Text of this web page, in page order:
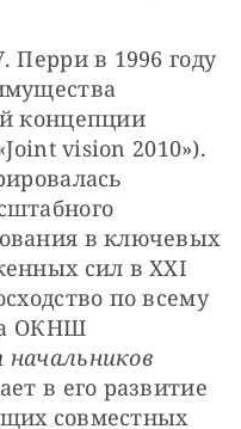
Перри в 1996 году
концепции
vision 2010»).
в ключевых
сил в XXI
по всему
ОКНШ
в его развитие
совместных